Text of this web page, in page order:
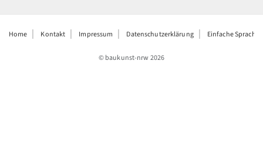
Home Kontakt Impressum Datenschutzerklärung Einfache Sprache
© baukunst-nrw2026